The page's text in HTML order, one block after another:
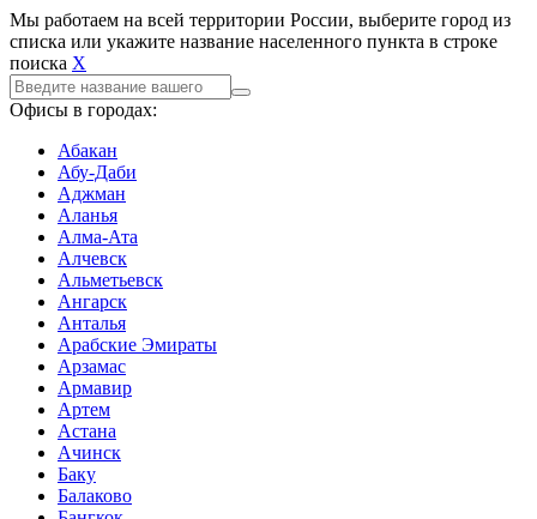
Мы работаем на всей территории России, выберите город из
списка или укажите название населенного пункта в строке
поиска X
Офисы в городах:
Абакан
Абу-Даби
Аджман
Аланья
Алма-Ата
Алчевск
Альметьевск
Ангарск
Анталья
Арабские Эмираты
Арзамас
Армавир
Артем
Астана
Ачинск
Баку
Балаково